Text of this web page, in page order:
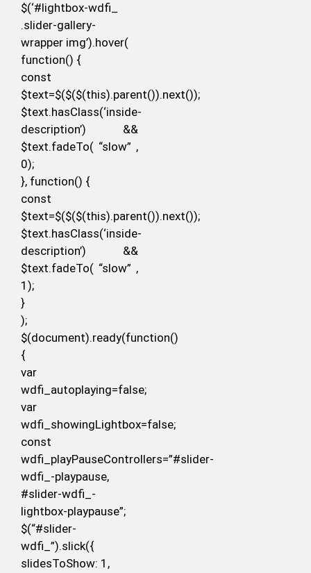
$(‘#lightbox-wdfi_
.slider-gallery-
wrapper img’).hover(
function() {
const
$text=$($($(this).parent()).next());
$text.hasClass(‘inside-
description’) &&
$text.fadeTo( “slow” ,
0);
}, function() {
const
$text=$($($(this).parent()).next());
$text.hasClass(‘inside-
description’) &&
$text.fadeTo( “slow” ,
1);
}
);
$(document).ready(function()
{
var
wdfi_autoplaying=false;
var
wdfi_showingLightbox=false;
const
wdfi_playPauseControllers=”#slider-
wdfi_-playpause,
#slider-wdfi_-
lightbox-playpause”;
$(“#slider-
wdfi_”).slick({
slidesToShow: 1,